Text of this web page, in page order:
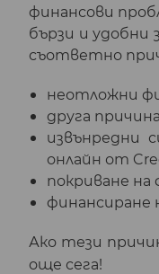
финансови
бързи и
съответно
неотложни
друга
извънредни
онлайн от
покриване на
финансиране
Ако тези
още сега!